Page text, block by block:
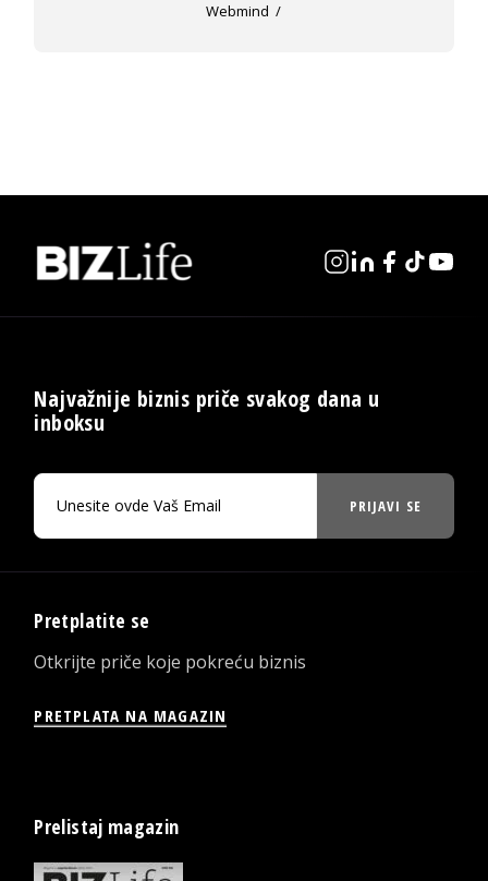
Webmind
Najvažnije biznis priče svakog dana u
inboksu
PRIJAVI SE
Pretplatite se
Otkrijte priče koje pokreću biznis
PRETPLATA NA MAGAZIN
Prelistaj magazin